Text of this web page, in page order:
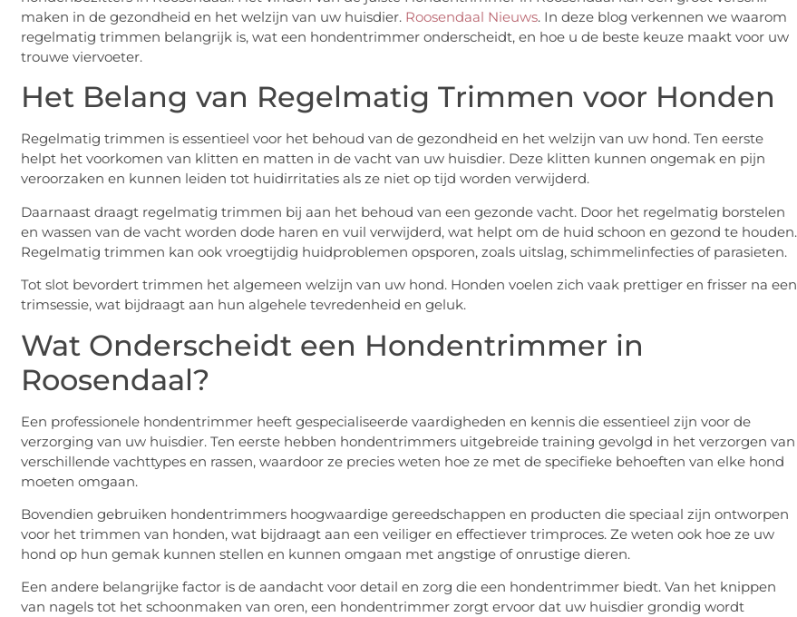
maken in de gezondheid en het welzijn van uw huisdier. Roosendaal Nieuws. In deze blog verkennen we waarom
regelmatig trimmen belangrijk is, wat een hondentrimmer onderscheidt, en hoe u de beste keuze maakt voor uw
trouwe viervoeter.
Het Belang van Regelmatig Trimmen voor Honden
Regelmatig trimmen is essentieel voor het behoud van de gezondheid en het welzijn van uw hond. Ten eerste
helpt het voorkomen van klitten en matten in de vacht van uw huisdier. Deze klitten kunnen ongemak en pijn
veroorzaken en kunnen leiden tot huidirritaties als ze niet op tijd worden verwijderd.
Daarnaast draagt regelmatig trimmen bij aan het behoud van een gezonde vacht. Door het regelmatig borstelen
en wassen van de vacht worden dode haren en vuil verwijderd, wat helpt om de huid schoon en gezond te houden.
Regelmatig trimmen kan ook vroegtijdig huidproblemen opsporen, zoals uitslag, schimmelinfecties of parasieten.
Tot slot bevordert trimmen het algemeen welzijn van uw hond. Honden voelen zich vaak prettiger en frisser na een
trimsessie, wat bijdraagt aan hun algehele tevredenheid en geluk.
Wat Onderscheidt een Hondentrimmer in
Roosendaal?
Een professionele hondentrimmer heeft gespecialiseerde vaardigheden en kennis die essentieel zijn voor de
verzorging van uw huisdier. Ten eerste hebben hondentrimmers uitgebreide training gevolgd in het verzorgen van
verschillende vachttypes en rassen, waardoor ze precies weten hoe ze met de specifieke behoeften van elke hond
moeten omgaan.
Bovendien gebruiken hondentrimmers hoogwaardige gereedschappen en producten die speciaal zijn ontworpen
voor het trimmen van honden, wat bijdraagt aan een veiliger en effectiever trimproces. Ze weten ook hoe ze uw
hond op hun gemak kunnen stellen en kunnen omgaan met angstige of onrustige dieren.
Een andere belangrijke factor is de aandacht voor detail en zorg die een hondentrimmer biedt. Van het knippen
van nagels tot het schoonmaken van oren, een hondentrimmer zorgt ervoor dat uw huisdier grondig wordt